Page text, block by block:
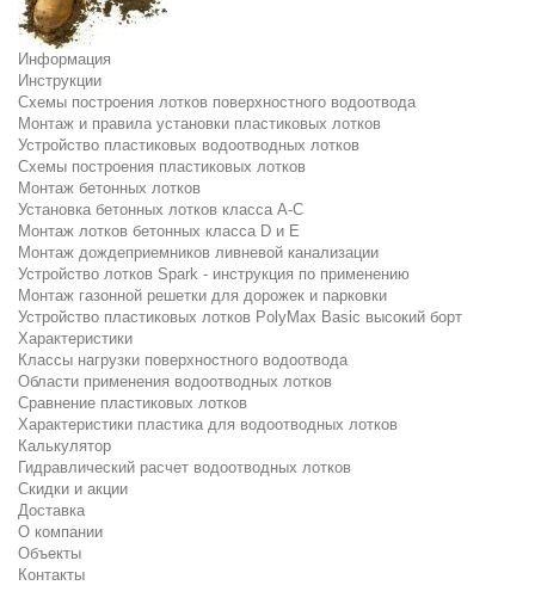
Информация
Инструкции
Схемы построения лотков поверхностного водоотвода
Монтаж и правила установки пластиковых лотков
Устройство пластиковых водоотводных лотков
Схемы построения пластиковых лотков
Монтаж бетонных лотков
Установка бетонных лотков класса A-C
Монтаж лотков бетонных класса D и E
Монтаж дождеприемников ливневой канализации
Устройство лотков Spark - инструкция по применению
Монтаж газонной решетки для дорожек и парковки
Устройство пластиковых лотков PolyMax Basic высокий борт
Характеристики
Классы нагрузки поверхностного водоотвода
Области применения водоотводных лотков
Сравнение пластиковых лотков
Характеристики пластика для водоотводных лотков
Калькулятор
Гидравлический расчет водоотводных лотков
Скидки и акции
Доставка
О компании
Объекты
Контакты